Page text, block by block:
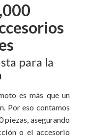
para la
es más que un
Por eso contamos
piezas, asegurando
o el accesorio